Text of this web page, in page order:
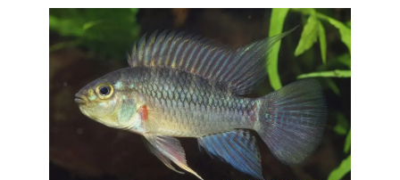
Bildergalerie überspringen